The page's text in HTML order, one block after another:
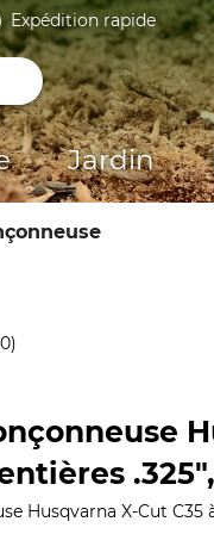
Expédition rapide
Jardin
0
Husqvarna X-Cut C35